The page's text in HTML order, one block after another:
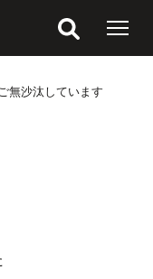
無沙汰しています